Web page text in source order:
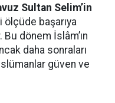
Sultan Selim’in
ölçüde başarıya
dönem İslâm’ın
daha sonraları
güven ve